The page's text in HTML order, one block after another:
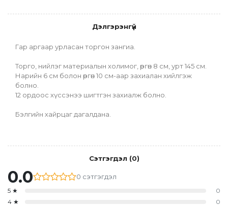
Дэлгэрэнгүй
Гар аргаар урласан торгон зангиа.
Торго, нийлэг материалын холимог, өргөн 8 см, урт 145 см.
Нарийн 6 см болон өргөн 10 см-аар захиалан хийлгэж
болно.
12 ордоос хүссэнээ шигтгэн захиалж болно.
Бэлгийн хайрцаг дагалдана.
Сэтгэгдэл (0)
0.0 0 сэтгэгдэл
5 ★
0
4 ★
0